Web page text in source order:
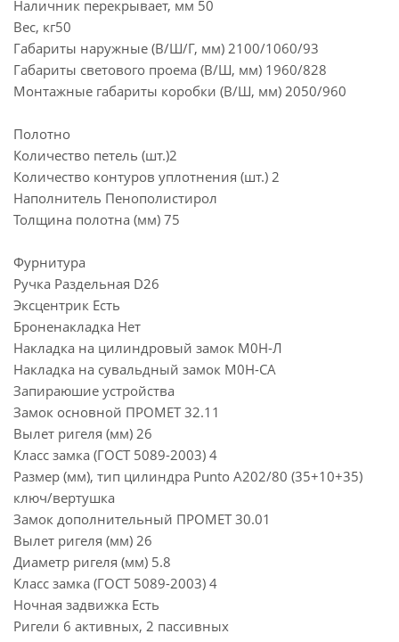
Наличник перекрывает, мм 50
Вес, кг50
Габариты наружные (В/Ш/Г, мм) 2100/1060/93
Габариты светового проема (В/Ш, мм) 1960/828
Монтажные габариты коробки (В/Ш, мм) 2050/960
Полотно
Количество петель (шт.)2
Количество контуров уплотнения (шт.) 2
Наполнитель Пенополистирол
Толщина полотна (мм) 75
Фурнитура
Ручка Раздельная D26
Эксцентрик Есть
Броненакладка Нет
Накладка на цилиндровый замок М0Н-Л
Накладка на сувальдный замок М0Н-СА
Запираюшие устройства
Замок основной ПРОМЕТ 32.11
Вылет ригеля (мм) 26
Класс замка (ГОСТ 5089-2003) 4
Размер (мм), тип цилиндра Punto A202/80 (35+10+35)
ключ/вертушка
Замок дополнительный ПРОМЕТ 30.01
Вылет ригеля (мм) 26
Диаметр ригеля (мм) 5.8
Класс замка (ГОСТ 5089-2003) 4
Ночная задвижка Есть
Ригели 6 активных, 2 пассивных